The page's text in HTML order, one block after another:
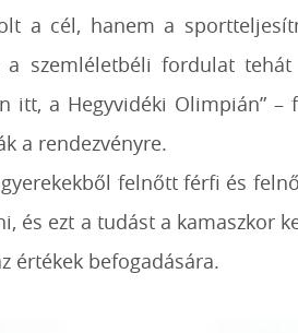
a cél, hanem a
szemléletbéli fordulat
itt, a Hegyvidéki Olimpián”
a rendezvényre.
felnőtt férfi és
és ezt a tudást a kamaszkor
értékek befogadására.